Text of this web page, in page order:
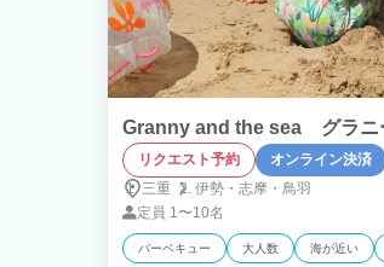
Granny and the sea グラニ
リクエスト予約
オンライン決済
三重
伊勢・ 志摩・ 鳥羽
定員 1〜10名
バーベキュー 大人数 海が近い